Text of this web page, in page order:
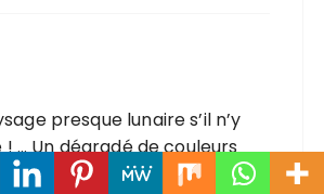
presque lunaire s’il n’y
! … Un dégradé de couleurs